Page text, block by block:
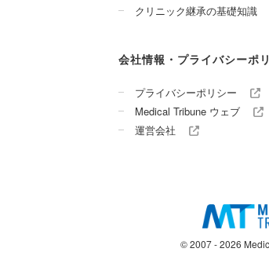
クリニック継承の基礎知識
会社情報・プライバシーポ
プライバシーポリシー
Medical Tribune ウェブ
運営会社
© 2007 - 2026